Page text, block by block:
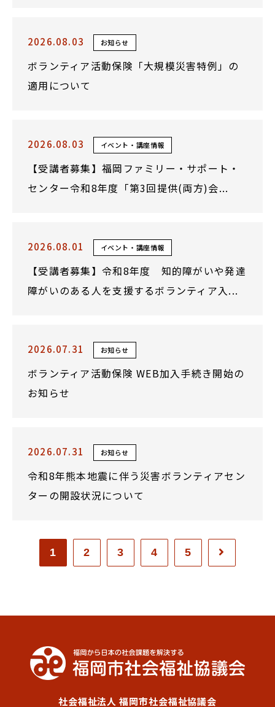
2026.08.03 お知らせ
ボランティア活動保険「大規模災害特例」の
適用について
2026.08.03 イベント・講座情報
【受講者募集】福岡ファミリー・サポート・
センター令和8年度「第3回提供(両方)会...
2026.08.01 イベント・講座情報
【受講者募集】令和8年度 知的障がいや発達
障がいのある人を支援するボランティア入...
2026.07.31 お知らせ
ボランティア活動保険 WEB加入手続き開始の
お知らせ
2026.07.31 お知らせ
令和8年熊本地震に伴う災害ボランティアセン
ターの開設状況について
1 2 3 4 5
社会福祉法人 福岡市社会福祉協議会